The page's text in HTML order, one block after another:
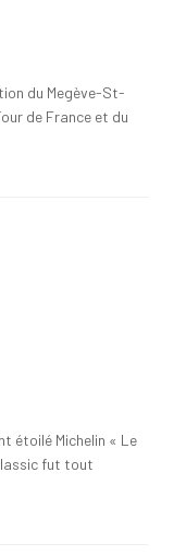
du Megève-St-
de France et du
étoilé Michelin « Le
fut tout